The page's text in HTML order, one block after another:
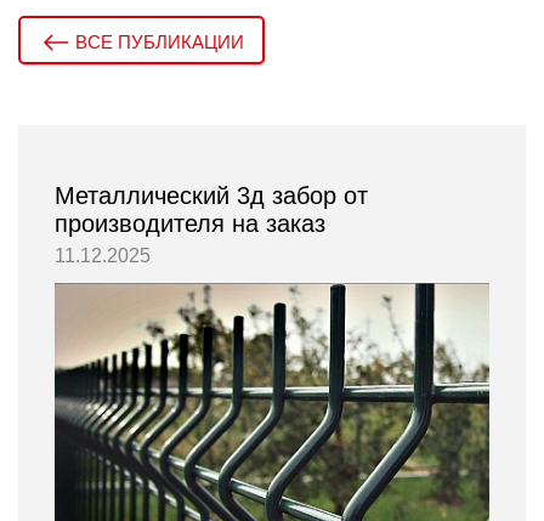
ВСЕ ПУБЛИКАЦИИ
Металлический 3д забор от
производителя на заказ
11.12.2025